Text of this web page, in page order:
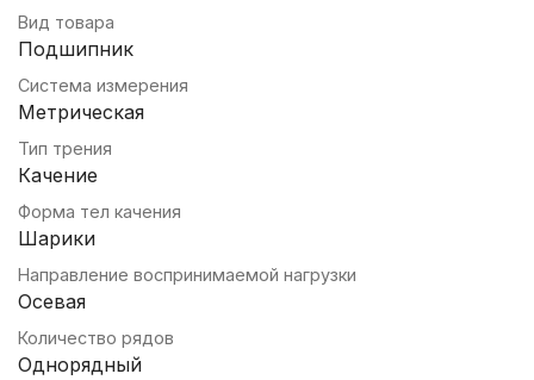
Вид товара
Подшипник
Система измерения
Метрическая
Тип трения
Качение
Форма тел качения
Шарики
Направление воспринимаемой нагрузки
Осевая
Количество рядов
Однорядный